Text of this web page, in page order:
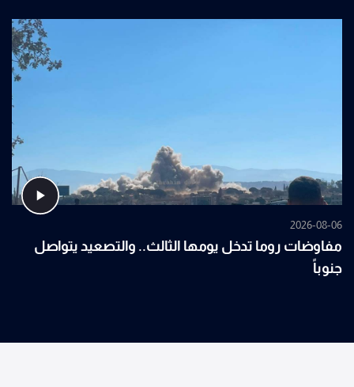
2026-08-06
مفاوضات روما تدخل يومها الثالث.. والتصعيد يتواصل
جنوباً